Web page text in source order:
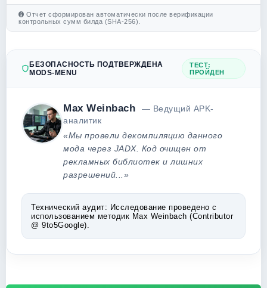
Отчет сформирован автоматически после верификации
контрольных сумм билда (SHA-256).
БЕЗОПАСНОСТЬ ПОДТВЕРЖДЕНА
MODS-MENU
ТЕСТ:
ПРОЙДЕН
Max Weinbach
— Ведущий APK-
аналитик
«Мы провели декомпиляцию данного
мода через JADX. Код очищен от
рекламных библиотек и лишних
разрешений...»
Технический аудит: Исследование проведено с
использованием методик Max Weinbach (Contributor
@ 9to5Google).